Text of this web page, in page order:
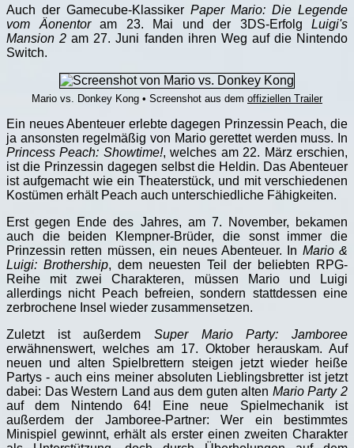
Auch der Gamecube-Klassiker Paper Mario: Die Legende
vom Äonentoram 23. Mai und der 3DS-Erfolg Luigi's
Mansion 2 am 27. Juni fanden ihren Weg auf die Nintendo
Switch.
Mario vs. Donkey Kong • Screenshot aus dem offiziellen Trailer
Ein neues Abenteuer erlebte dagegen Prinzessin Peach, die
ja ansonsten regelmäßig von Mario gerettet werden muss. In
Princess Peach: Showtime!, welches am 22. März erschien,
ist die Prinzessin dagegen selbst die Heldin. Das Abenteuer
ist aufgemacht wie ein Theaterstück, und mit verschiedenen
Kostümen erhält Peach auch unterschiedliche Fähigkeiten.
Erst gegen Ende des Jahres, am 7. November, bekamen
auch die beiden Klempner-Brüder, die sonst immer die
Prinzessin retten müssen, ein neues Abenteuer. In Mario &
Luigi: Brothership, dem neuesten Teil der beliebten RPG-
Reihe mit zwei Charakteren, müssen Mario und Luigi
allerdings nicht Peach befreien, sondern stattdessen eine
zerbrochene Insel wieder zusammensetzen.
Zuletzt ist außerdem Super Mario Party: Jamboree
erwähnenswert, welches am 17. Oktober herauskam. Auf
neuen und alten Spielbrettern steigen jetzt wieder heiße
Partys - auch eins meiner absoluten Lieblingsbretter ist jetzt
dabei: Das Western Land aus dem guten alten Mario Party 2
auf dem Nintendo 64! Eine neue Spielmechanik ist
außerdem der Jamboree-Partner: Wer ein bestimmtes
Minispiel gewinnt, erhält als erster einen zweiten Charakter